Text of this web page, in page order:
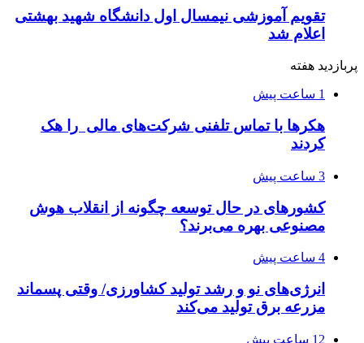
تقویم آموزشی نیمسال اول دانشگاه شهید بهشتی
اعلام شد
پربازدید هفته
1 ساعت پیش
هکرها با تماس تلفنی شرکت‌های مالی را هک
کردند
3 ساعت پیش
کشورهای در حال توسعه چگونه از انقلاب هوش
مصنوعی بهره می‌برند؟
4 ساعت پیش
انرژی‌های نو و رشد تولید کشاورزی/ وقتی پسماند
مزرعه‌ برق تولید می‌کند
12 ساعت پیش